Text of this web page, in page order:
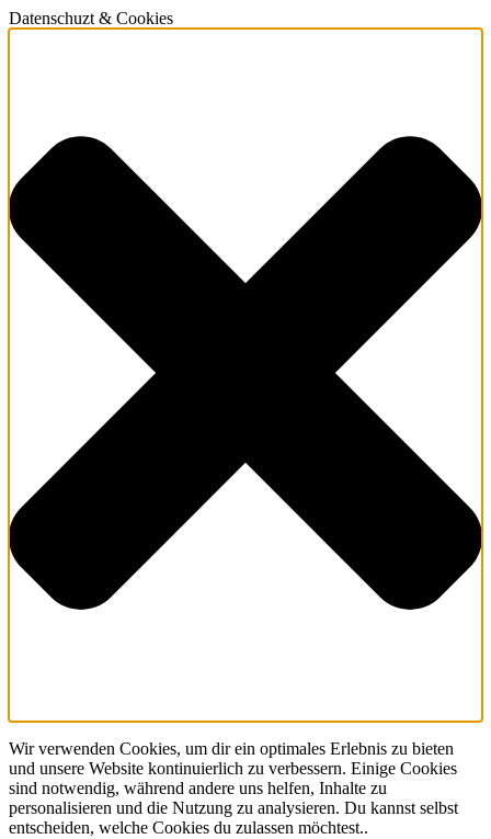
Datenschuzt & Cookies
Wir verwenden Cookies, um dir ein optimales Erlebnis zu bieten
und unsere Website kontinuierlich zu verbessern. Einige Cookies
sind notwendig, während andere uns helfen, Inhalte zu
personalisieren und die Nutzung zu analysieren. Du kannst selbst
entscheiden, welche Cookies du zulassen möchtest..